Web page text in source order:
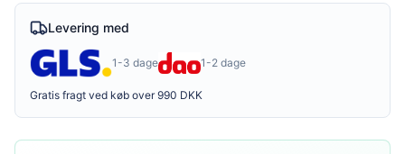
Levering med
1-3 dage 1-2 dage
Gratis fragt ved køb over 990 DKK